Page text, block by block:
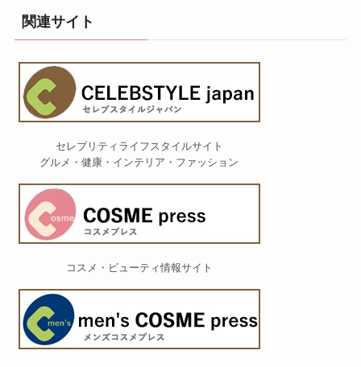
関連サイト
セレブリティライフスタイルサイト
グルメ・健康・インテリア・ファッション
コスメ・ビューティ情報サイト